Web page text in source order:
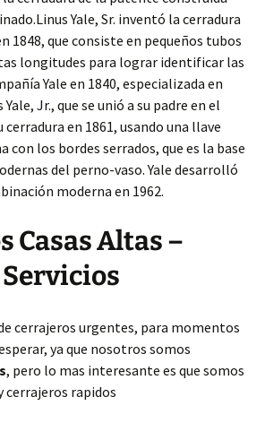
Yale, Sr. inventó la cerradura
1848, que consiste en pequeños tubos
longitudes para lograr identificar las
Yale en 1840, especializada en
Jr., que se unió a su padre en el
en 1861, usando una llave
con los bordes serrados, que es la base
del perno-vaso. Yale desarrolló
moderna en 1962.
Casas Altas –
cerrajeros urgentes, para momentos
ya que nosotros somos
, pero lo mas interesante es que somos
cerrajeros rapidos